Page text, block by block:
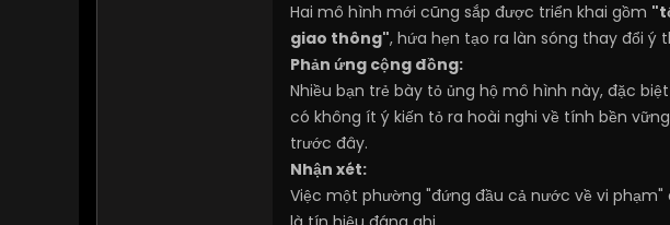
Hai mô hình mới cũng sắp được triển khai gồm
giao thông", hứa hẹn tạo ra làn sóng thay đổi
Phản ứng cộng đồng:
Nhiều bạn trẻ bày tỏ ủng hộ mô hình này, đặc
có không ít ý kiến tỏ ra hoài nghi về tính bền
trước đây.
Nhận xét:
Việc một phường "đứng đầu cả nước về vi